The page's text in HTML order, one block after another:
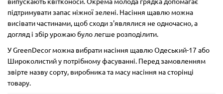
підтримувати запас ніжної зелені. Насіння щавлю можна
висівати частинами, щоб сходи з'являлися не одночасно, а
догляд і збір урожаю було легше розподілити.
У GreenDecor можна вибрати насіння щавлю Одеський-17 або
Широколистий у потрібному фасуванні. Перед замовленням
звірте назву сорту, виробника та масу насіння на сторінці
товару.